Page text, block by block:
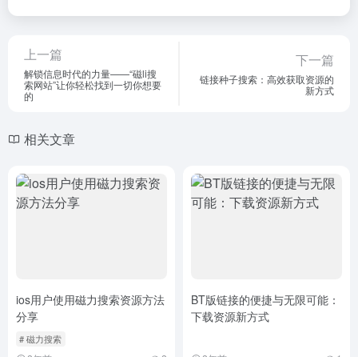
上一篇
解锁信息时代的力量——“磁li搜
索网站”让你轻松找到一切你想要
的
下一篇
链接种子搜索：高效获取资源的
新方式
相关文章
ios用户使用磁力搜索资源方法
分享
# 磁力搜索
BT版链接的便捷与无限可能：
下载资源新方式